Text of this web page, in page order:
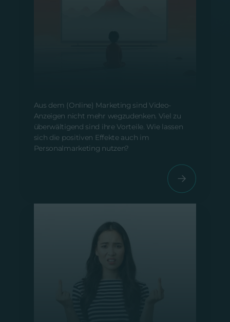
Aus dem (Online) Marketing sind Video-
Anzeigen nicht mehr wegzudenken. Viel zu
überwältigend sind ihre Vorteile. Wie lassen
sich die positiven Effekte auch im
Personalmarketing nutzen?